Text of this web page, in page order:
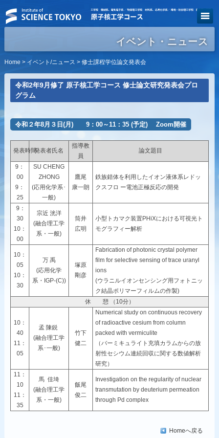
イベント・ニュース
Home > イベント/ニュース > 修士課程学位論文発表会
令和2年9月修了 原子核工学コース 修士論文研究発表会プロ
グラム
令和２年8月３日(月) 9：00～11：35 (予定) Zoom開催
発表時間発表者氏名
指導教
員
論文題目
9：
00
9：
25
SU CHENG
ZHONG
(応用化学系･
一般)
鷹尾
康一朗
鉄族錯体を利用したイオン液体系レドッ
クスフロ ー電池正極反応の開発
9：
30
10：
00
宗近 洸洋
(融合理工学
系・一般)
筒井
広明
小型トカマク装置PHiXにおける可視光ト
モグラフィー解析
10：
05
10：
30
万 禹
(応用化学
系・IGP-(C))
塚原
剛彦
Fabrication of photonic crystal polymer
film for selective sensing of trace uranyl
ions
(ウラニルイオンセンシング用フォトニッ
ク結晶ポリマーフィルムの作製)
休 憩 （10分）
10：
40
11：
05
孟 陳鋭
(融合理工学
系･一般)
竹下
健二
Numerical study on continuous recovery
of radioactive cesium from column
packed with vermiculite
（バーミキュライト充填カラムからの放
射性セシウム連続回収に関する数値解析
研究）
11：
10
11：
35
馬 佳埼
(融合理工学
系・一般)
飯尾
俊二
Investigation on the regularity of nuclear
transmutation by deuterium permeation
through Pd complex
Homeへ戻る